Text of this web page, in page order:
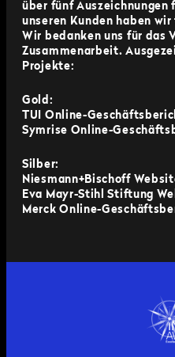
über fünf Auszeichnungen
unseren Kunden haben
Wir bedanken uns für das
Zusammenarbeit.
Projekte:
Gold:
TUI Online-
Symrise Online-
Silber:
Niesmann+Bischoff
Eva Mayr-Stihl Stiftung
Merck Online-